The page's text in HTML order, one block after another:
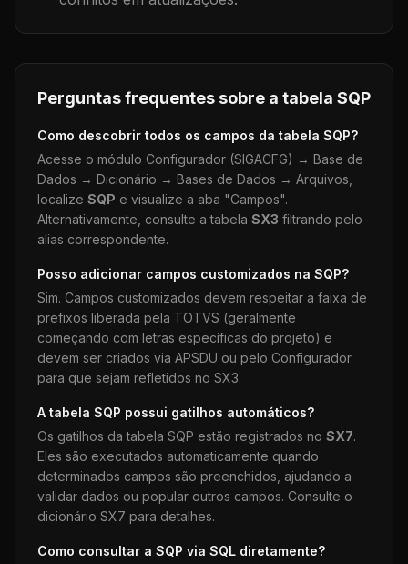
Perguntas frequentes sobre a tabela SQP
Como descobrir todos os campos da tabela SQP?
Acesse o módulo Configurador (SIGACFG) → Base de
Dados → Dicionário → Bases de Dados → Arquivos,
localize SQP e visualize a aba "Campos".
Alternativamente, consulte a tabela SX3 filtrando pelo
alias correspondente.
Posso adicionar campos customizados na SQP?
Sim. Campos customizados devem respeitar a faixa de
prefixos liberada pela TOTVS (geralmente
começando com letras específicas do projeto) e
devem ser criados via APSDU ou pelo Configurador
para que sejam refletidos no SX3.
A tabela SQP possui gatilhos automáticos?
Os gatilhos da tabela SQP estão registrados no SX7.
Eles são executados automaticamente quando
determinados campos são preenchidos, ajudando a
validar dados ou popular outros campos. Consulte o
dicionário SX7 para detalhes.
Como consultar a SQP via SQL diretamente?